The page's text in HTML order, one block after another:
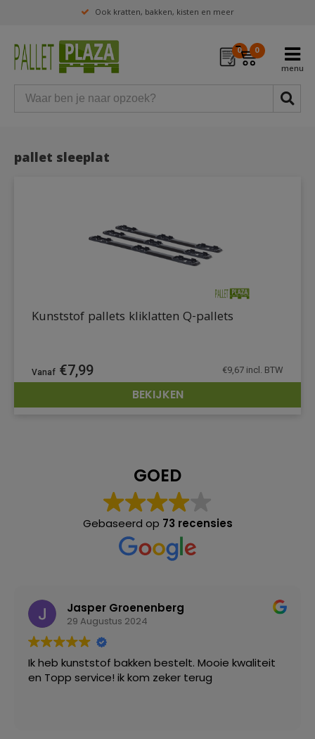
Ook kratten, bakken, kisten en meer
0 0
pallet sleeplat
DETAILS
Kunststof pallets kliklatten Q-pallets
€7,99 €9,67 incl. BTW
BEKIJKEN
GOED
Gebaseerd op 73 recensies
Jasper Groenenberg
29 Augustus 2024
Ik heb kunststof bakken bestelt. Mooie kwaliteit
en Topp service! ik kom zeker terug